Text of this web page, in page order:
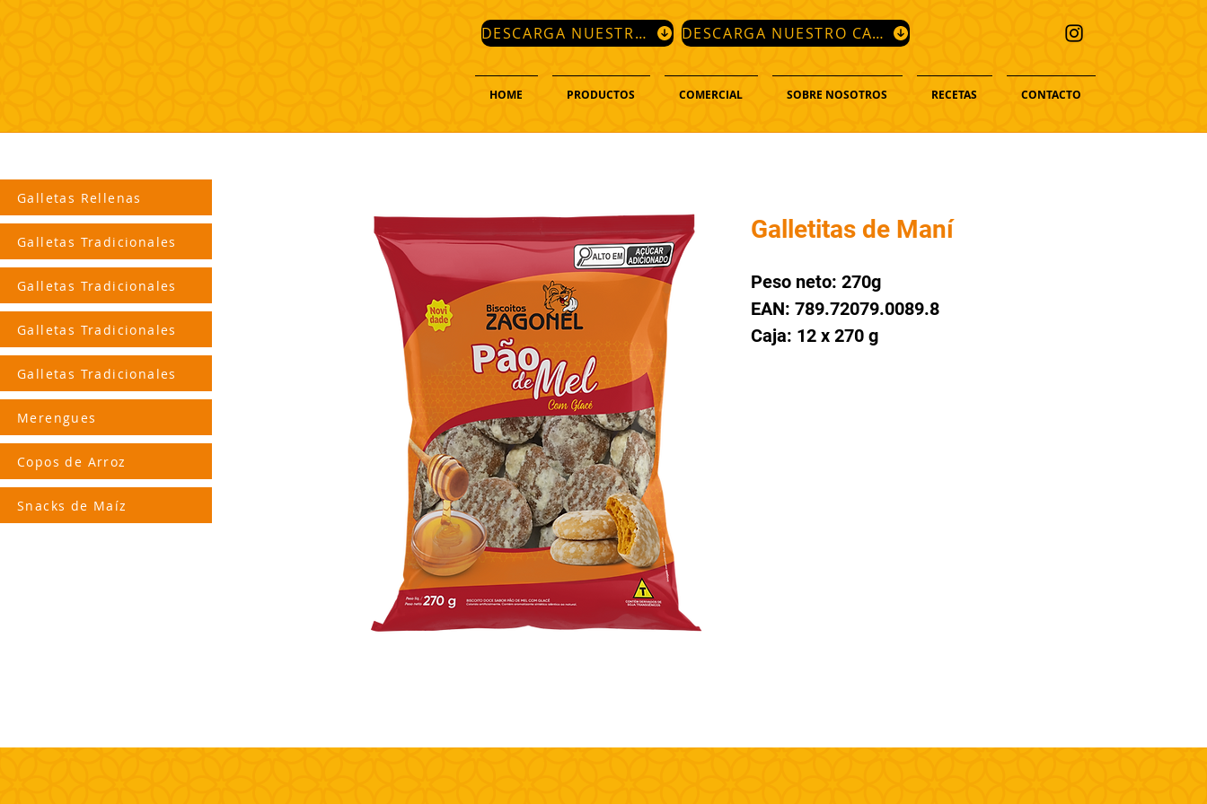
DESCARGA NUESTRO CATÁLOGO DESCARGA NUESTRO CATÁLOGO
HOME PRODUCTOS COMERCIAL SOBRE NOSOTROS RECETAS CONTACTO
Galletas Rellenas
Galletas Tradicionales
Galletas Tradicionales
Galletas Tradicionales
Galletas Tradicionales
Merengues
Copos de Arroz
Snacks de Maíz
Galletitas de Maní
Peso neto: 270g
EAN: 789.72079.0089.8
Caja: 12 x 270 g